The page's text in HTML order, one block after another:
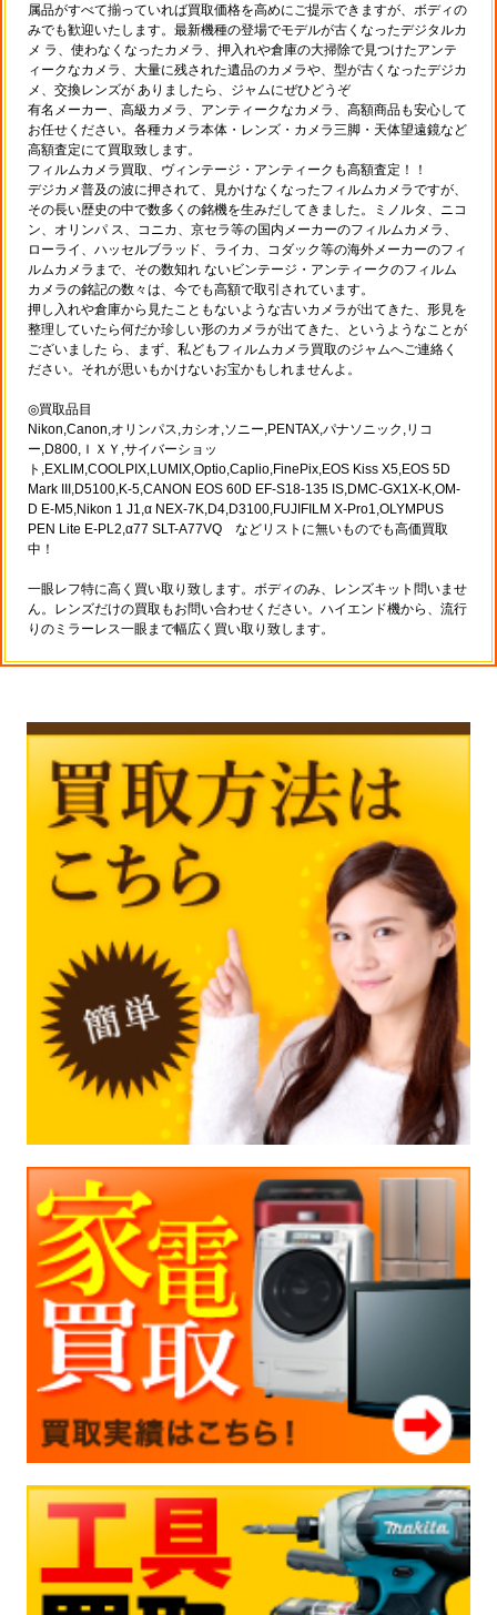
属品がすべて揃っていれば買取価格を高めにご提示できますが、ボディの
みでも歓迎いたします。最新機種の登場でモデルが古くなったデジタルカ
メ ラ、使わなくなったカメラ、押入れや倉庫の大掃除で見つけたアンテ
ィークなカメラ、大量に残された遺品のカメラや、型が古くなったデジカ
メ、交換レンズが ありましたら、ジャムにぜひどうぞ
有名メーカー、高級カメラ、アンティークなカメラ、高額商品も安心して
お任せください。各種カメラ本体・レンズ・カメラ三脚・天体望遠鏡など
高額査定にて買取致します。
フィルムカメラ買取、ヴィンテージ・アンティークも高額査定！！
デジカメ普及の波に押されて、見かけなくなったフィルムカメラですが、
その長い歴史の中で数多くの銘機を生みだしてきました。ミノルタ、ニコ
ン、オリンパ ス、コニカ、京セラ等の国内メーカーのフィルムカメラ、
ローライ、ハッセルブラッド、ライカ、コダック等の海外メーカーのフィ
ルムカメラまで、その数知れ ないビンテージ・アンティークのフィルム
カメラの銘記の数々は、今でも高額で取引されています。
押し入れや倉庫から見たこともないような古いカメラが出てきた、形見を
整理していたら何だか珍しい形のカメラが出てきた、というようなことが
ございました ら、まず、私どもフィルムカメラ買取のジャムへご連絡く
ださい。それが思いもかけないお宝かもしれませんよ。
◎買取品目
Nikon,Canon,オリンパス,カシオ,ソニー,PENTAX,パナソニック,リコ
ー,D800,ＩＸＹ,サイバーショッ
ト,EXLIM,COOLPIX,LUMIX,Optio,Caplio,FinePix,EOS Kiss X5,EOS 5D
Mark III,D5100,K-5,CANON EOS 60D EF-S18-135 IS,DMC-GX1X-K,OM-
D E-M5,Nikon 1 J1,α NEX-7K,D4,D3100,FUJIFILM X-Pro1,OLYMPUS
PEN Lite E-PL2,α77 SLT-A77VQ などリストに無いものでも高価買取
中！
一眼レフ特に高く買い取り致します。ボディのみ、レンズキット問いませ
ん。レンズだけの買取もお問い合わせください。ハイエンド機から、流行
りのミラーレス一眼まで幅広く買い取り致します。